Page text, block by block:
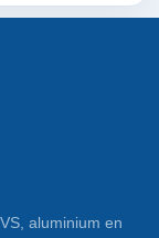
aluminium en